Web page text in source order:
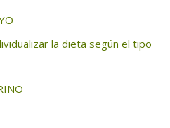
la dieta según el tipo